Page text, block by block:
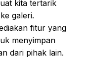
kita tertarik
galeri.
fitur yang
menyimpan
dari pihak lain.